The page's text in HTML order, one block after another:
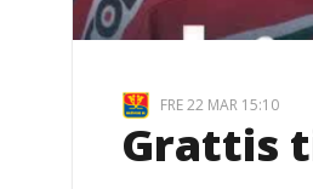
FRE 22 MAR 15:10
Grattis